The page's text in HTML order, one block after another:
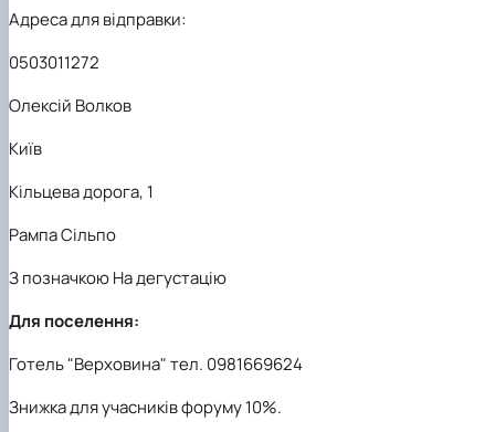
Адреса для відправки:
0503011272
Олексій Волков
Київ
Кільцева дорога, 1
Рампа Сільпо
З позначкою На дегустацію
Для поселення:
Готель "Верховина" тел. 0981669624
Знижка для учасників форуму 10%.